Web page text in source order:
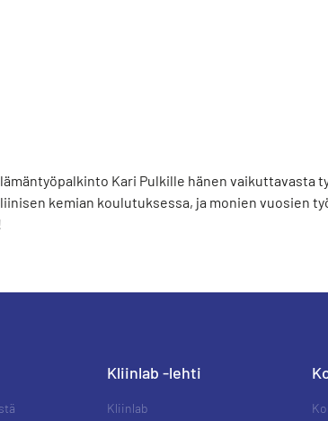
Kari Pulkille hänen vaikuttavasta
kemian koulutuksessa, ja monien vuosien
Kliinlab -lehti
Kliinlab